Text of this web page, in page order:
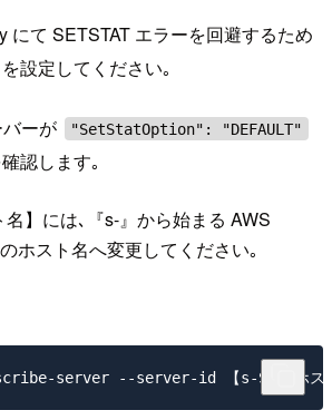
にて SETSTAT エラーを回避するため
を設定してください｡
ーが "SetStatOption": "DEFAULT"
認します｡
名】には､『s-』から始まる AWS
ホスト名へ変更してください｡